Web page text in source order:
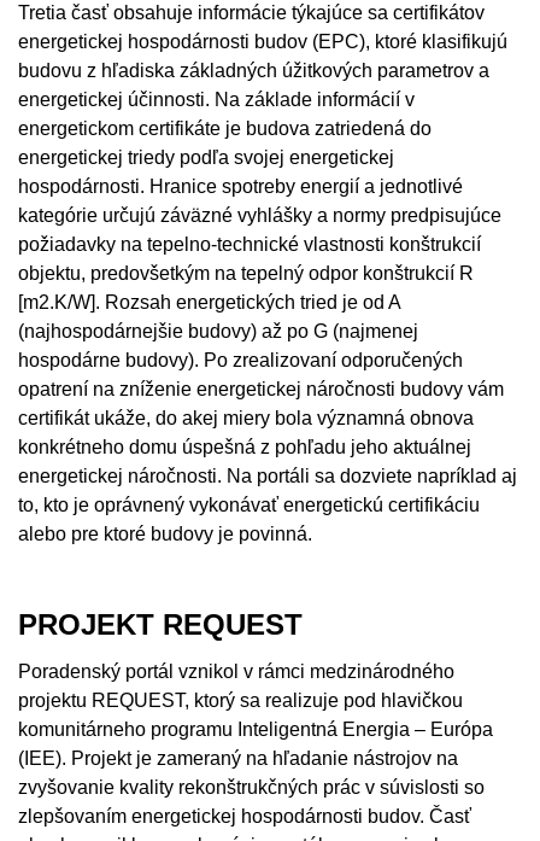
Tretia časť obsahuje informácie týkajúce sa certifikátov
energetickej hospodárnosti budov (EPC), ktoré klasifikujú
budovu z hľadiska základných úžitkových parametrov a
energetickej účinnosti. Na základe informácií v
energetickom certifikáte je budova zatriedená do
energetickej triedy podľa svojej energetickej
hospodárnosti. Hranice spotreby energií a jednotlivé
kategórie určujú záväzné vyhlášky a normy predpisujúce
požiadavky na tepelno-technické vlastnosti konštrukcií
objektu, predovšetkým na tepelný odpor konštrukcií R
[m2.K/W]. Rozsah energetických tried je od A
(najhospodárnejšie budovy) až po G (najmenej
hospodárne budovy). Po zrealizovaní odporučených
opatrení na zníženie energetickej náročnosti budovy vám
certifikát ukáže, do akej miery bola významná obnova
konkrétneho domu úspešná z pohľadu jeho aktuálnej
energetickej náročnosti. Na portáli sa dozviete napríklad aj
to, kto je oprávnený vykonávať energetickú certifikáciu
alebo pre ktoré budovy je povinná.
PROJEKT REQUEST
Poradenský portál vznikol v rámci medzinárodného
projektu REQUEST, ktorý sa realizuje pod hlavičkou
komunitárneho programu Inteligentná Energia – Európa
(IEE). Projekt je zameraný na hľadanie nástrojov na
zvyšovanie kvality rekonštrukčných prác v súvislosti so
zlepšovaním energetickej hospodárnosti budov. Časť